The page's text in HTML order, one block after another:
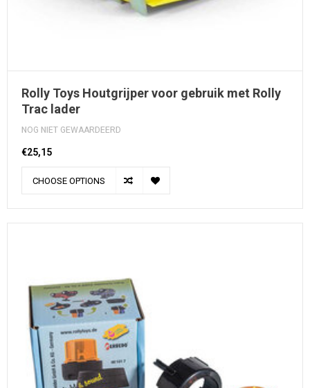
Rolly Toys Houtgrijper voor gebruik met Rolly
Trac lader
NOG NIET GEWAARDEERD
€25,15
CHOOSE OPTIONS